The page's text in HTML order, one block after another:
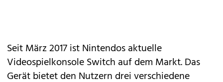
Seit März 2017 istNintendosaktuelle
Videospielkonsole Switch auf dem Markt. Das
Gerät bietet den Nutzern drei verschiedene